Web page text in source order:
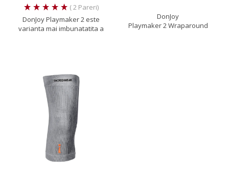
( 2 Pareri)
DonJoy Playmaker 2 este
varianta mai imbunatatita a
DonJoy
Playmaker 2 Wraparound